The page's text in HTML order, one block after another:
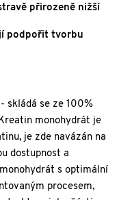
přirozeně nižší
podpořit tvorbu
- skládá se ze 100%
monohydrát je
je zde navázán na
dostupnost a
s optimální
procesem,